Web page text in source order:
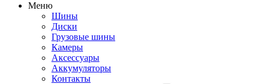
Меню
Шины
Диски
Грузовые шины
Камеры
Аксессуары
Аккумуляторы
Контакты